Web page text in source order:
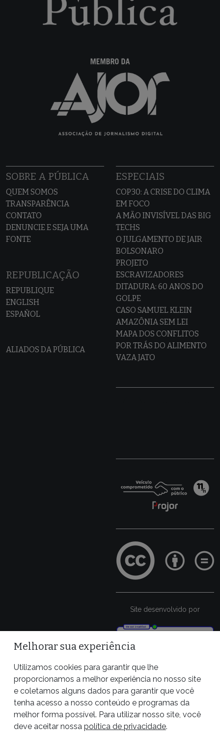
SOBRE A PÚBLICA
QUEM SOMOS
TRANSPARÊNCIA
CONTATO
DENUNCIE E SEJA UMA
FONTE
REPUBLICAÇÃO
REPUBLIQUE
ENGLISH
ESPAÑOL
ALIADOS DA PÚBLICA
ESPECIAIS
COP30: A CRISE DO CLIMA
EM FOCO
A MÃO INVISÍVEL DAS BIG
TECHS
O JULGAMENTO DE JAIR
BOLSONARO
PROJETO
ESCRAVIZADORES
DITADURA: 60 ANOS DO
GOLPE
CASO SAMUEL KLEIN
AMAZÔNIA SEM LEI
MAPA DOS CONFLITOS
POR TRÁS DO ALIMENTO
VAZA JATO
Site desenvolvido por
Melhorar sua experiência
Utilizamos cookies para garantir que lhe
proporcionamos a melhor experiência no nosso site
e coletamos alguns dados para garantir que você
tenha acesso a nosso conteúdo e programas da
melhor forma possível. Para utilizar nosso site, você
deve aceitar nossa política de privacidade.